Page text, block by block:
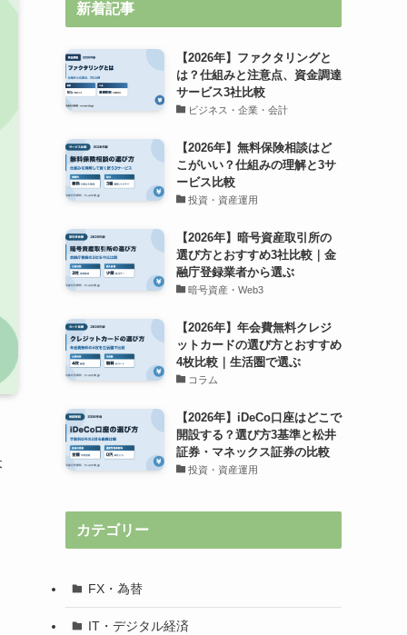
新着記事
【2026年】ファクタリングと
は？仕組みと注意点、資金調達
サービス3社比較
ビジネス・企業・会計
【2026年】無料保険相談はど
こがいい？仕組みの理解と3サ
ービス比較
投資・資産運用
【2026年】暗号資産取引所の
選び方とおすすめ3社比較｜金
融庁登録業者から選ぶ
暗号資産・Web3
【2026年】年会費無料クレジ
ットカードの選び方とおすすめ
4枚比較｜生活圏で選ぶ
コラム
【2026年】iDeCo口座はどこで
開設する？選び方3基準と松井
証券・マネックス証券の比較
投資・資産運用
カテゴリー
FX・為替
IT・デジタル経済